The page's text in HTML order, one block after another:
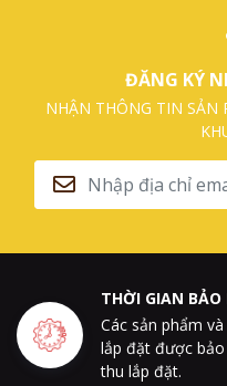
ĐĂNG KÝ
NHẬN THÔNG TIN SẢN
THỜI GIAN BẢO
Các sản phẩm
lắp đặt được
thu lắp đặt.